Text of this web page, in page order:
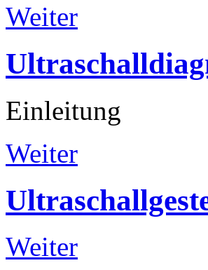
Weiter
Einleitung
Weiter
Weiter